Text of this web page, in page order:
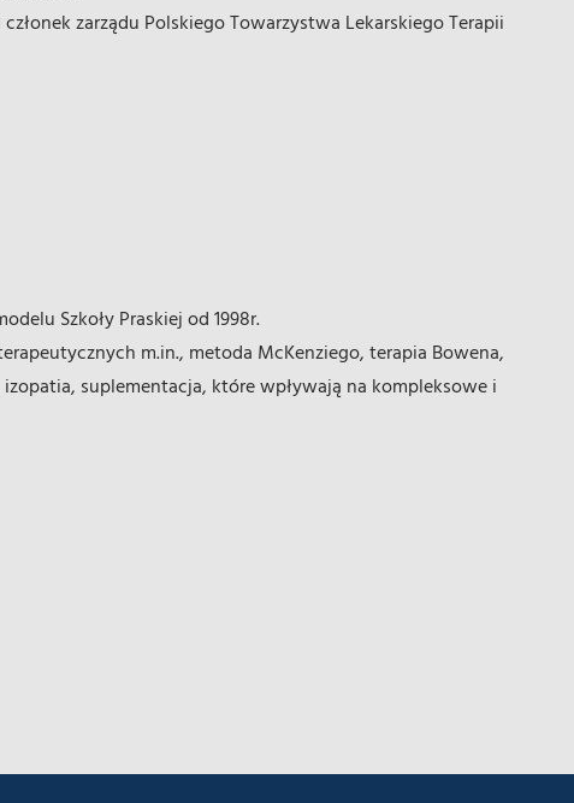
zarządu Polskiego Towarzystwa Lekarskiego Terapii
Szkoły Praskiej od 1998r.
m.in., metoda McKenziego, terapia Bowena,
suplementacja, które wpływają na kompleksowe i